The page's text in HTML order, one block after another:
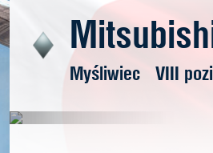
Myśliwiec VIII